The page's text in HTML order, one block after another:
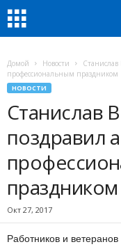
Домой Новости
Станислав
профессиональным праздником
НОВОСТИ
Станислав
поздравил
праздником
Окт 27, 2017
Работников и ветеранов